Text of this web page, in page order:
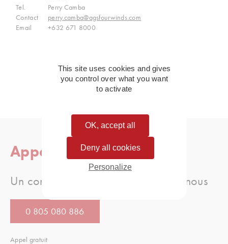
Tel.
Perry Camba
Contact
perry.camba@agsfourwinds.com
Email
+632 671 8000
Appelez-nous
Un conseil, une question, appellez-nous
0 805 080 886
Appel gratuit
This site uses cookies and gives
you control over what you want
to activate
OK, accept all
Deny all cookies
Personalize